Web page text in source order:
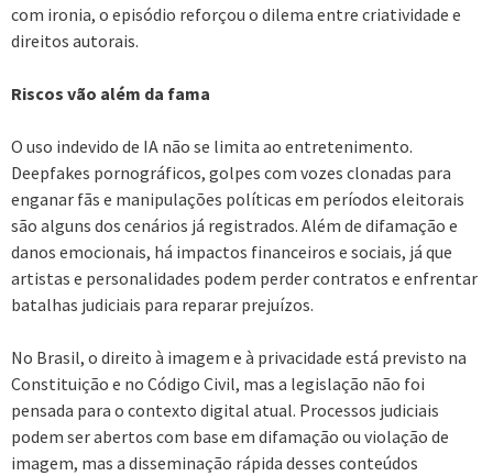
com ironia, o episódio reforçou o dilema entre criatividade e
direitos autorais.
Riscos vão além da fama
O uso indevido de IA não se limita ao entretenimento.
Deepfakes pornográficos, golpes com vozes clonadas para
enganar fãs e manipulações políticas em períodos eleitorais
são alguns dos cenários já registrados. Além de difamação e
danos emocionais, há impactos financeiros e sociais, já que
artistas e personalidades podem perder contratos e enfrentar
batalhas judiciais para reparar prejuízos.
No Brasil, o direito à imagem e à privacidade está previsto na
Constituição e no Código Civil, mas a legislação não foi
pensada para o contexto digital atual. Processos judiciais
podem ser abertos com base em difamação ou violação de
imagem, mas a disseminação rápida desses conteúdos